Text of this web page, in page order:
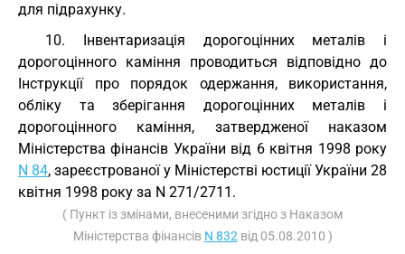
для підрахунку.
10. Інвентаризація дорогоцінних металів і
дорогоцінного каміння проводиться відповідно до
Інструкції про порядок одержання, використання,
обліку та зберігання дорогоцінних металів і
дорогоцінного каміння, затвердженої наказом
Міністерства фінансів України від 6 квітня 1998 року
N 84, зареєстрованої у Міністерстві юстиції України 28
квітня 1998 року за N 271/2711.
( Пункт із змінами, внесеними згідно з Наказом
Міністерства фінансів N 832 від 05.08.2010 )